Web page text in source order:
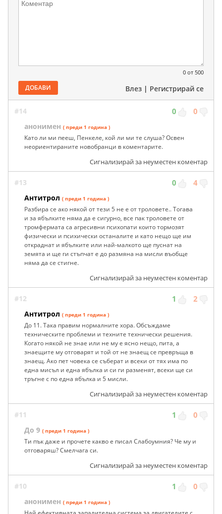
0 от 500
ДОБАВИ Влез | Регистрирай се
#14 0 0
анонимен ( преди 1 година )
Като ли ми пееш, Пенкеле, кой ли ми те слуша? Освен
неориентираните новобранци в коментарите.
Сигнализирай за неуместен коментар
#13 0 4
Антитрол ( преди 1 година )
Разбира се ако някой от тези 5 не е от троловете.. Тогава
и за ябълките няма да е сигурно, все пак троловете от
тромфермата са агресивни психопати които тормозят
физически и психически останалите и като нещо ще им
откраднат и ябълките или най-малкото ще пуснат на
земята и ще ги стъпчат е до размяна на мисли въобще
няма да се стигне.
Сигнализирай за неуместен коментар
#12 1 2
Антитрол ( преди 1 година )
До 11. Така правим нормалните хора. Обсъждаме
техническите проблеми и техните технически решения.
Когато някой не знае или не му е ясно нещо, пита, а
знаещите му отговарят и той от не знаещ се превръща в
знаещ. Ако пет човека се съберат и всеки от тях има по
една мисъл и една ябълка и си ги разменят, всеки ще си
тръгне с по една ябълка и 5 мисли.
Сигнализирай за неуместен коментар
#11 1 0
До 9 ( преди 1 година )
Ти пък даже и прочете какво е писал Слабоумния? Че му и
отговаряш? Смелчага си.
Сигнализирай за неуместен коментар
#10 1 0
анонимен ( преди 1 година )